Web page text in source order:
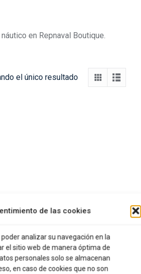
de las cookies
analizar su navegación en la
el sitio web de manera óptima de
personales solo se almacenan
en caso de cookies que no son
en Repnaval Boutique.
el único resultado